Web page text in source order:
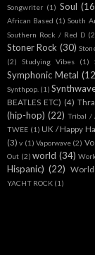
Songwriter (1) Soul
African Based (1) South
Southern Rock / Red D
Stoner Rock (30)
(2)
Studying Vibes (1)
Symphonic Metal
Synthpop. (1)
BEATLES ETC) (4)
(hip-hop) (22) Tribal /
TWEE (1) UK / Happy
(3) v (1) Vaporwave (2)
Out (2) world (34)
Hispanic) (22)
YACHT ROCK (1)